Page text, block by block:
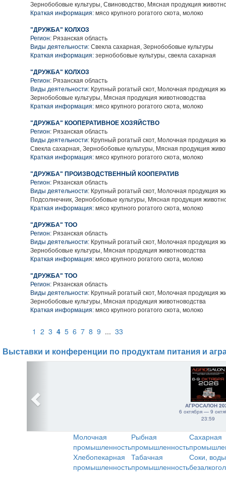
Зернобобовые культуры, Свиноводство, Мясная продукция
Краткая информация: мясо крупного рогатого скота, молоко
"ДРУЖБА" КОЛХОЗ
Регион: Рязанская область
Виды деятельности: Свекла сахарная, Зернобобовые культуры
Краткая информация: зернобобовые культуры, свекла сахарная
"ДРУЖБА" КОЛХОЗ
Регион: Рязанская область
Виды деятельности: Крупный рогатый скот, Молочная продукция
Зернобобовые культуры, Мясная продукция животноводства
Краткая информация: мясо крупного рогатого скота, молоко
"ДРУЖБА" КООПЕРАТИВНОЕ ХОЗЯЙСТВО
Регион: Рязанская область
Виды деятельности: Крупный рогатый скот, Молочная продукция
Свекла сахарная, Зернобобовые культуры, Мясная продукция
Краткая информация: мясо крупного рогатого скота, молоко
"ДРУЖБА" ПРОИЗВОДСТВЕННЫЙ КООПЕРАТИВ
Регион: Рязанская область
Виды деятельности: Крупный рогатый скот, Молочная продукция
Подсолнечник, Зернобобовые культуры, Мясная продукция
Краткая информация: мясо крупного рогатого скота, молоко
"ДРУЖБА" ТОО
Регион: Рязанская область
Виды деятельности: Крупный рогатый скот, Молочная продукция
Зернобобовые культуры, Мясная продукция животноводства
Краткая информация: мясо крупного рогатого скота, молоко
"ДРУЖБА" ТОО
Регион: Рязанская область
Виды деятельности: Крупный рогатый скот, Молочная продукция
Зернобобовые культуры, Мясная продукция животноводства
Краткая информация: мясо крупного рогатого скота, молоко
1 2 3 4 5 6 7 8 9 ... 33
Выставки и конференции по продуктам питания и
АГРОСАЛОН
6 октября — 9
23:59
Молочная
промышленность
Рыбная
промышленность
Сахарная
Хлебопекарная
промышленность
Табачная
промышленность
Соки,